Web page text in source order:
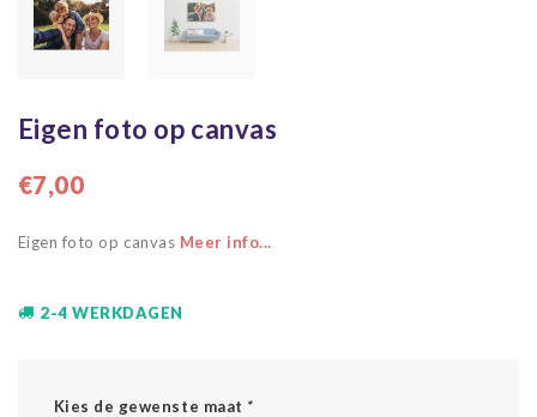
Eigen foto op canvas
€7,00
Eigen foto op canvas Meer info...
2-4 WERKDAGEN
Kies de gewenste maat *